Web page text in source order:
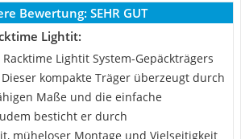
Bewertung: SEHR GUT
Lightit:
Lightit System-Gepäckträgers
kompakte Träger überzeugt durch
Maße und die einfache
besticht er durch
müheloser Montage und Vielseitigkeit